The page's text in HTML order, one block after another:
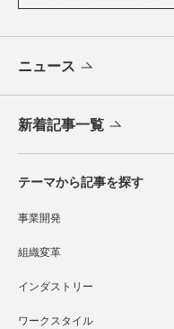
ニュース
新着記事一覧
テーマから記事を探す
事業開発
組織変革
インダストリー
ワークスタイル